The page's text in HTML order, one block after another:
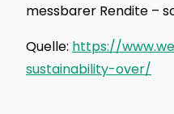
messbarer Rendite –
Quelle: https://
sustainability-over/